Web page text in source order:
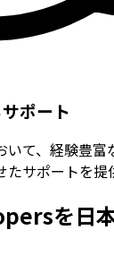
ポート
いて、経験豊富
サポートを提
を日